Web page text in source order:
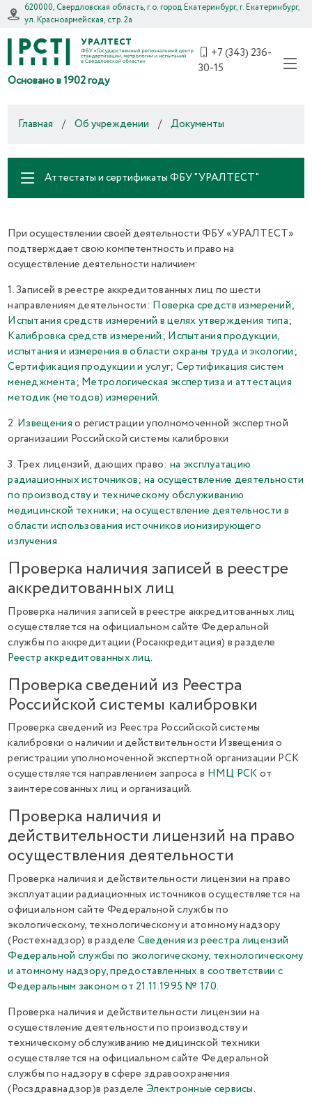
620000, Свердловская область, г.о. город Екатеринбург, г. Екатеринбург,
ул. Красноармейская, стр. 2а
Основано в 1902 году
+7 (343) 236-
30-15
Главная / Об учреждении / Документы
Аттестаты и сертификаты ФБУ "УРАЛТЕСТ"
При осуществлении своей деятельности ФБУ «УРАЛТЕСТ»
подтверждает свою компетентность и право на
осуществление деятельности наличием:
1. Записей в реестре аккредитованных лиц по шести
направлениям деятельности: Поверка средств измерений;
Испытания средств измерений в целях утверждения типа;
Калибровка средств измерений; Испытания продукции,
испытания и измерения в области охраны труда и экологии;
Сертификация продукции и услуг; Сертификация систем
менеджмента; Метрологическая экспертиза и аттестация
методик (методов) измерений.
2.Извещенияо регистрации уполномоченной экспертной
организации Российской системы калибровки
3. Трех лицензий, дающих право: на эксплуатацию
радиационных источников; на осуществление деятельности
по производству и техническому обслуживанию
медицинской техники; на осуществление деятельности в
области использования источников ионизирующего
излучения
Проверка наличия записей в реестре
аккредитованных лиц
Проверка наличия записей в реестре аккредитованных лиц
осуществляется на официальном сайте Федеральной
службы по аккредитации (Росаккредитация) в разделе
Реестр аккредитованных лиц.
Проверка сведений из Реестра
Российской системы калибровки
Проверка сведений из Реестра Российской системы
калибровки о наличии и действительности Извещения о
регистрации уполномоченной экспертной организации РСК
осуществляется направлением запроса в НМЦ РСКот
заинтересованных лиц и организаций.
Проверка наличия и
действительности лицензий на право
осуществления деятельности
Проверка наличия и действительности лицензии на право
эксплуатации радиационных источников осуществляется на
официальном сайте Федеральной службы по
экологическому, технологическому и атомному надзору
(Ростехнадзор) в разделе Сведения из реестра лицензий
Федеральной службы по экологическому, технологическому
и атомному надзору, предоставленных в соответствии с
Федеральным законом от 21.11.1995 № 170.
Проверка наличия и действительности лицензии на
осуществление деятельности по производству и
техническому обслуживанию медицинской техники
осуществляется на официальном сайте Федеральной
службы по надзору в сфере здравоохранения
(Росздравнадзор)в разделеЭлектронные сервисы.